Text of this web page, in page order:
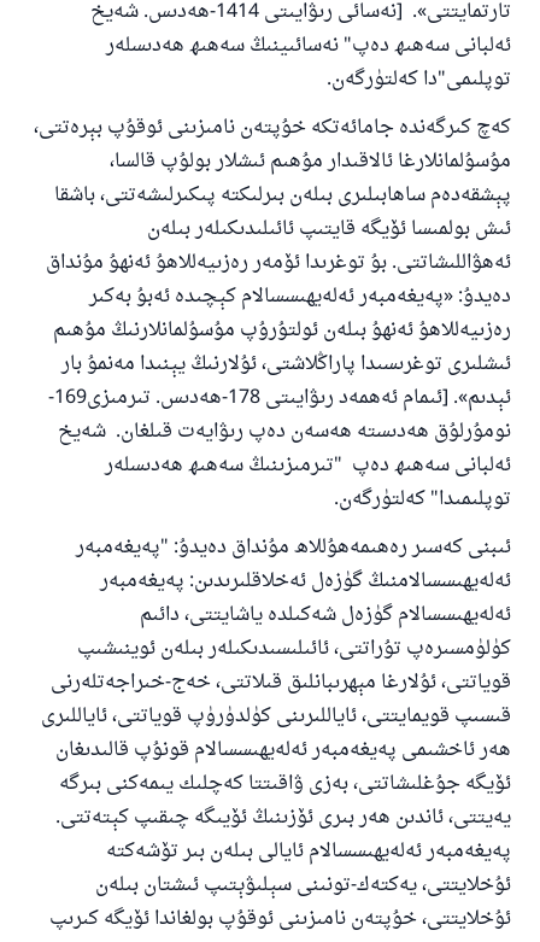
تارتمايتتى». [نەسائى رىۋايىتى 1414-ھەدىس. شەيخ
ئەلبانى سەھىھ دەپ" نەسائىينىڭ سەھىھ ھەدىسلەر
توپلىمى"دا كەلتۈرگەن.
كەچ كىرگەندە جامائەتكە خۇپتەن نامىزىنى ئوقۇپ بېرەتتى،
مۇسۇلمانلارغا ئالاقىدار مۇھىم ئىشلار بولۇپ قالسا،
پېشقەدەم ساھابىلىرى بىلەن بىرلىكتە پىكىرلىشەتتى، باشقا
ئىش بولمىسا ئۆيگە قايتىپ ئائىلىدىكىلەر بىلەن
ئەھۋاللىشاتتى. بۇ توغرىدا ئۆمەر رەزىيەللاھۇ ئەنھۇ مۇنداق
دەيدۇ: «پەيغەمبەر ئەلەيھىسسالام كېچىدە ئەبۇ بەكىر
رەزىيەللاھۇ ئەنھۇ بىلەن ئولتۇرۇپ مۇسۇلمانلارنىڭ مۇھىم
ئىشلىرى توغرىسىدا پاراڭلاشتى، ئۇلارنىڭ يېنىدا مەنمۇ بار
ئېدىم». [ئىمام ئەھمەد رىۋايىتى 178-ھەدىس. تىرمىزى169-
نومۇرلۇق ھەدىستە ھەسەن دەپ رىۋايەت قىلغان. شەيخ
ئەلبانى سەھىھ دەپ "تىرمىزىنىڭ سەھىھ ھەدىسلەر
توپلىمىدا" كەلتۈرگەن.
ئىبنى كەسىر رەھىمەھۇللاھ مۇنداق دەيدۇ: "پەيغەمبەر
ئەلەيھىسسالامنىڭ گۈزەل ئەخلاقلىرىدىن: پەيغەمبەر
ئەلەيھىسسالام گۈزەل شەكىلدە ياشايتتى، دائىم
كۈلۈمسىرەپ تۇراتتى، ئائىلىسىدىكىلەر بىلەن ئوينىشىپ
قوياتتى، ئۇلارغا مېھرىبانلىق قىلاتتى، خەج-خىراجەتلەرنى
قىسىپ قويمايتتى، ئاياللىرىنى كۈلدۈرۈپ قوياتتى، ئاياللىرى
ھەر ئاخشىمى پەيغەمبەر ئەلەيھىسسالام قونۇپ قالىدىغان
ئۆيگە جۇغلىشاتتى، بەزى ۋاقىتتا كەچلىك يىمەكنى بىرگە
يەيتتى، ئاندىن ھەر بىرى ئۆزىنىڭ ئۆيىگە چىقىپ كېتەتتى.
پەيغەمبەر ئەلەيھىسسالام ئايالى بىلەن بىر تۆشەكتە
ئۇخلايتتى، يەكتەك-تونىنى سېلىۋېتىپ ئىشتان بىلەن
ئۇخلايتتى، خۇپتەن نامىزىنى ئوقۇپ بولغاندا ئۆيگە كىرىپ